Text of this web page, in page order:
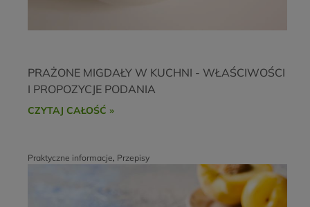
PRAŻONE MIGDAŁY W KUCHNI - WŁAŚCIWOŚCI
I PROPOZYCJE PODANIA
CZYTAJ CAŁOŚĆ »
Praktyczne informacje, Przepisy